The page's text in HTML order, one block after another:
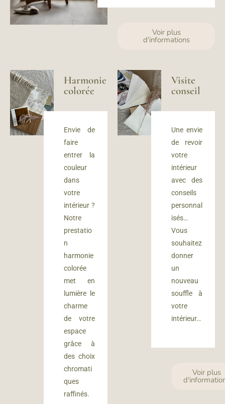
Voir plus
d'informations
Harmonie
colorée
Envie de
faire
entrer la
couleur
dans
votre
intérieur ?
Notre
prestatio
n
harmonie
colorée
met en
lumière le
charme
de votre
espace
grâce à
des choix
chromati
ques
raffinés.
Visite
conseil
Une envie
de revoir
votre
intérieur
avec des
conseils
personnal
isés…
Vous
souhaitez
donner
un
nouveau
souffle à
votre
intérieur…
Voir plus